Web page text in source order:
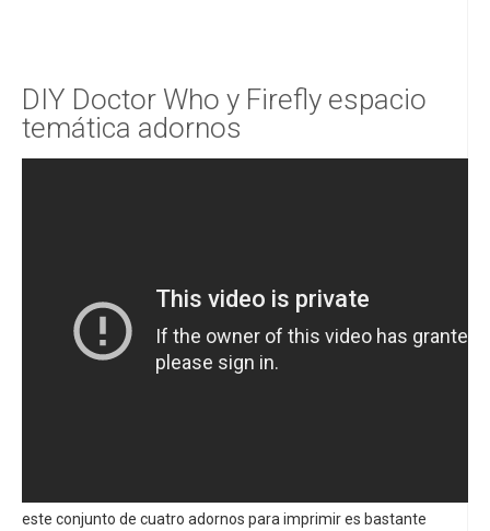
DIY Doctor Who y Firefly espacio
temática adornos
este conjunto de cuatro adornos para imprimir es bastante